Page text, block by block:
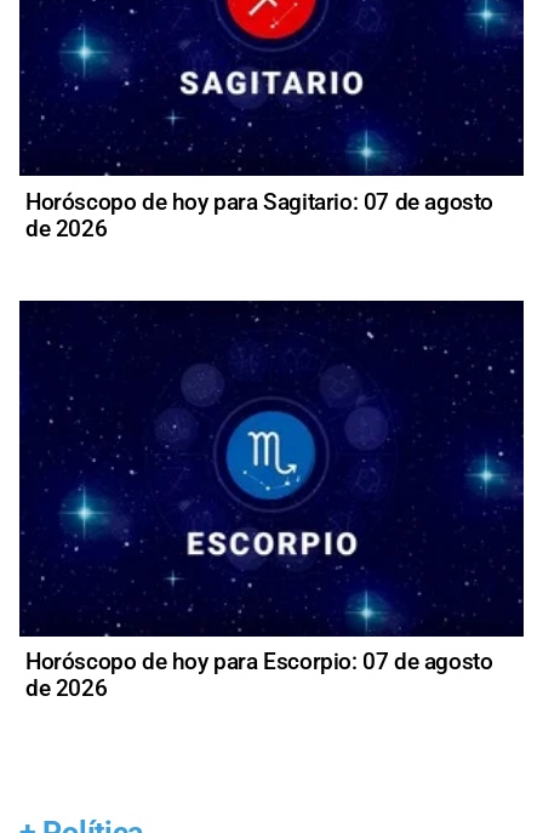
Horóscopo de hoy para Sagitario: 07 de agosto
de 2026
Horóscopo de hoy para Escorpio: 07 de agosto
de 2026